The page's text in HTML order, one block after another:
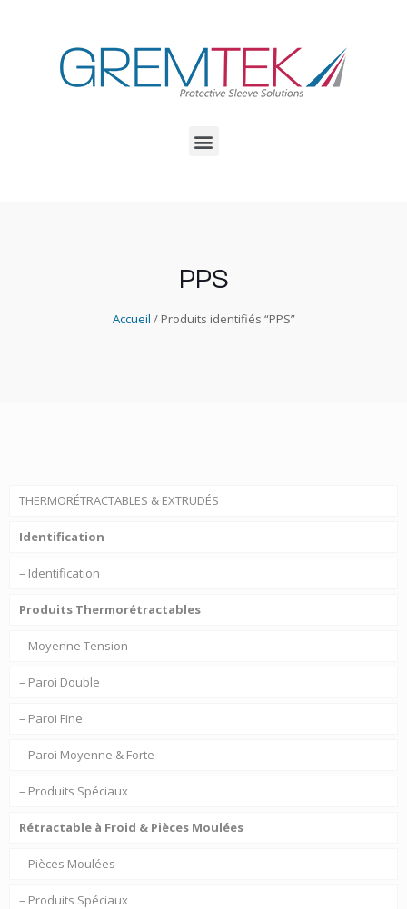
PPS
Accueil / Produits identifiés “PPS”
THERMORÉTRACTABLES & EXTRUDÉS
Identification
– Identification
Produits Thermorétractables
– Moyenne Tension
– Paroi Double
– Paroi Fine
– Paroi Moyenne & Forte
– Produits Spéciaux
Rétractable à Froid & Pièces Moulées
– Pièces Moulées
– Produits Spéciaux